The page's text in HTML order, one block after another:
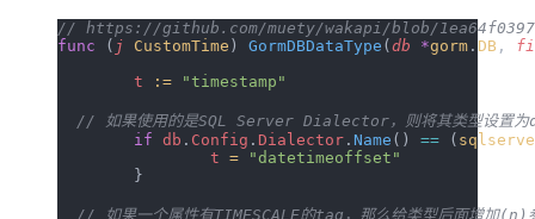
// https://github.com/muety/wakapi/blob/
func ( j CustomTime ) GormDBDataType ( db *gorm . DB ,
	t
:= "timestamp"
// 如果使用的是SQL Server Dialector，则将其类型设置
	if
db . Config . Dialector . Name () == (
		t
= "datetimeoffset"
	}
// 如果一个属性有TIMESCALE的tag，那么给类型后面增加(n)